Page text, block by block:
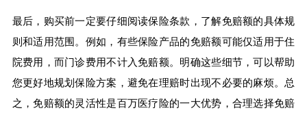
最后，购买前一定要仔细阅读保险条款，了解免赔额的具体规
则和适用范围。例如，有些保险产品的免赔额可能仅适用于住
院费用，而门诊费用不计入免赔额。明确这些细节，可以帮助
您更好地规划保险方案，避免在理赔时出现不必要的麻烦。总
之，免赔额的灵活性是百万医疗险的一大优势，合理选择免赔